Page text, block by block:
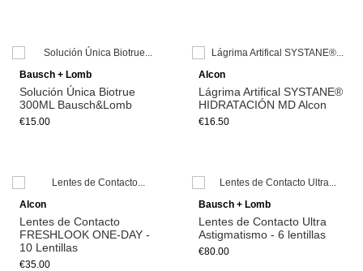
Add to cart
Bausch + Lomb
Solución Única Biotrue
300ML Bausch&Lomb
€15.00
Add to cart
Alcon
Lágrima Artifical SYSTANE®
HIDRATACIÓN MD Alcon
€16.50
Alcon
Lentes de Contacto
FRESHLOOK ONE-DAY -
10 Lentillas
€35.00
Bausch + Lomb
Lentes de Contacto Ultra
Astigmatismo - 6 lentillas
€80.00